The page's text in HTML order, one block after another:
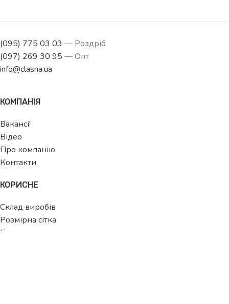
(095) 775 03 03 — Роздріб
(097) 269 30 95 — Опт
info@clasna.ua
КОМПАНІЯ
Вакансії
Відео
Про компанію
Контакти
КОРИСНЕ
Склад виробів
Розмірна сітка
Блог